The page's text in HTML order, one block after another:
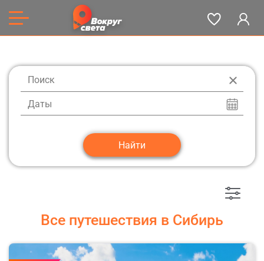
Даты
Все путешествия в Сибирь